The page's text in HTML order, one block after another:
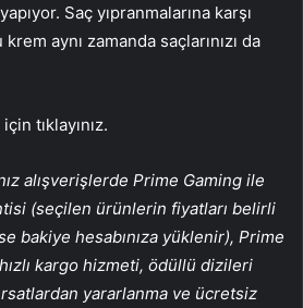
Saç yıpranmalarına karşı
​​aynı zamanda saçlarınızı da
tıklayınız.
alışverişlerde Prime Gaming ile
(seçilen ürünlerin fiyatları belirli
bakiye hesabınıza yüklenir), Prime
kargo hizmeti, ödüllü dizileri
yararlanma ve ücretsiz